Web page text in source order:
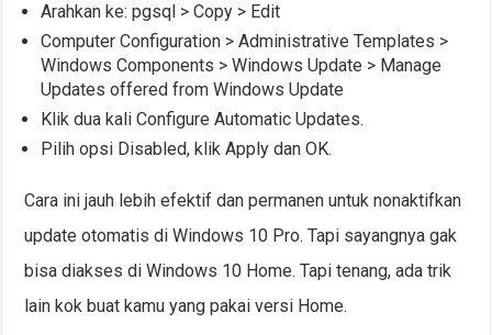
Arahkan ke: pgsql > Copy > Edit
Computer Configuration > Administrative Templates >
Windows Components > Windows Update > Manage
Updates offered from Windows Update
Klik dua kali Configure Automatic Updates.
Pilih opsi Disabled, klik Apply dan OK.
Cara ini jauh lebih efektif dan permanen untuk nonaktifkan
update otomatis di Windows 10 Pro. Tapi sayangnya gak
bisa diakses di Windows 10 Home. Tapi tenang, ada trik
lain kok buat kamu yang pakai versi Home.